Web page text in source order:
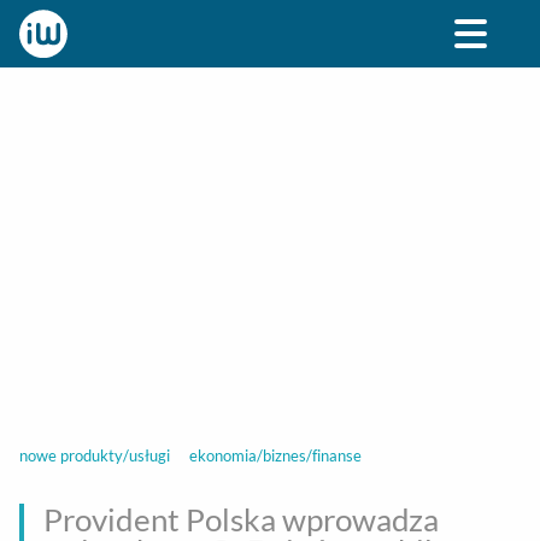
nowe produkty/usługi ekonomia/biznes/finanse
Provident Polska wprowadza